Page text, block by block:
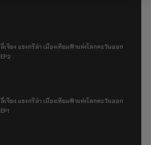
ลี่เจียง แชงกรีล่า เมืองเทียมฟ้าแห่งโลกตะวันออก
EP2
ลี่เจียง แชงกรีล่า เมืองเทียมฟ้าแห่งโลกตะวันออก
EP1